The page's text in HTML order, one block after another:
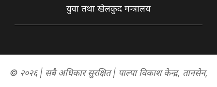
युवा तथा खेलकुद मन्त्रालय
© २०२६ | सबै अधिकार सुरक्षित | पाल्पा विकाश केन्द्र, तानसेन,